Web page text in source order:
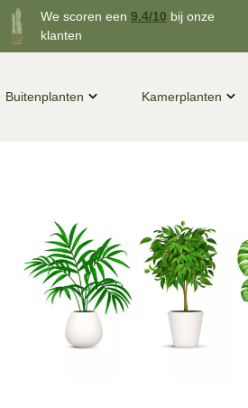
We scoren een 9.4/10 bij onze
klanten
Buitenplanten Kamerplanten